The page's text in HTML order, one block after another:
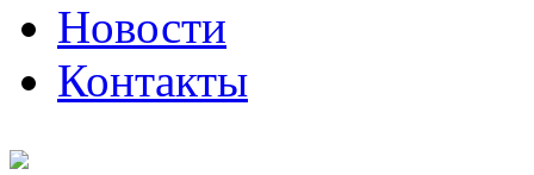
Новости
Контакты